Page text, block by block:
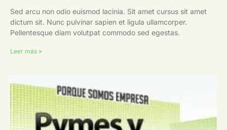
Sed arcu non odio euismod lacinia. Sit amet cursus sit amet
dictum sit. Nunc pulvinar sapien et ligula ullamcorper.
Pellentesque diam volutpat commodo sed egestas.
Leer más »